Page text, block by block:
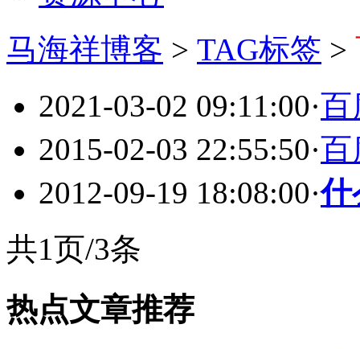
马海祥博客 > TAG标签 >
2021-03-02 09:11:00·百
2015-02-03 22:55:50·百
2012-09-19 18:08:00·什
共1页/3条
热点文章推荐